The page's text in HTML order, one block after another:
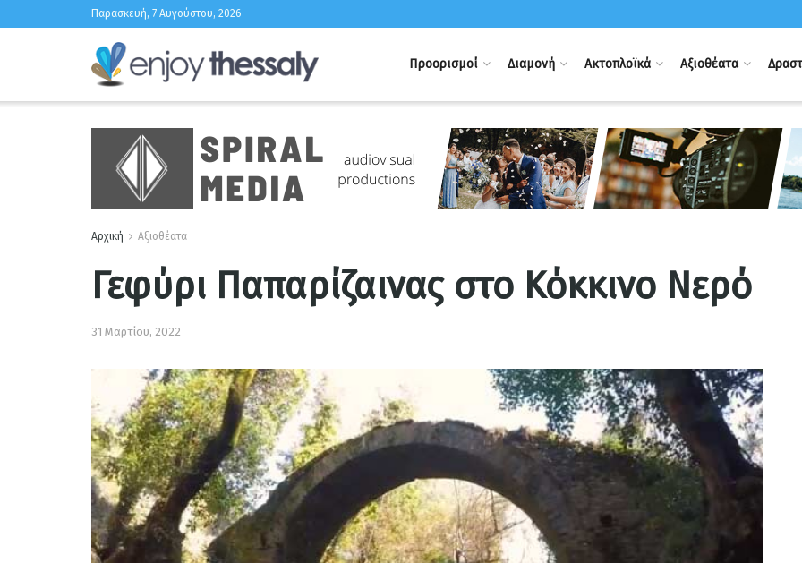
Παρασκευή, 7 Αυγούστου, 2026
Προορισμοί Διαμονή Ακτοπλοϊκά Αξιοθέατα
Αρχική Αξιοθέατα
Γεφύρι Παπαρίζαινας στο Κόκκινο Νερό
31 Μαρτίου, 2022